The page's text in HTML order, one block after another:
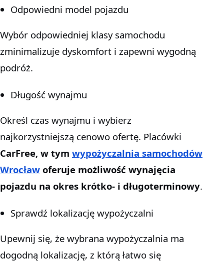
Odpowiedni model pojazdu
Wybór odpowiedniej klasy samochodu
zminimalizuje dyskomfort i zapewni wygodną
podróż.
Długość wynajmu
Określ czas wynajmu i wybierz
najkorzystniejszą cenowo ofertę. Placówki
CarFree, w tym wypożyczalnia samochodów
Wrocław oferuje możliwość wynajęcia
pojazdu na okres krótko- i długoterminowy.
Sprawdź lokalizację wypożyczalni
Upewnij się, że wybrana wypożyczalnia ma
dogodną lokalizację, z którą łatwo się